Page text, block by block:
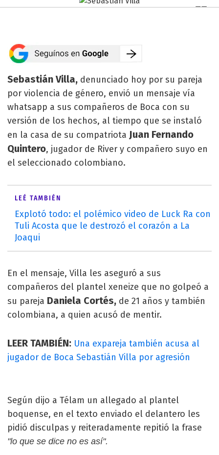
Sebastián Villa, denunciado hoy por su pareja
por violencia de género, envió un mensaje vía
whatsapp a sus compañeros de Boca con su
versión de los hechos, al tiempo que se instaló
en la casa de su compatriota Juan Fernando
Quintero, jugador de River y compañero suyo en
el seleccionado colombiano.
LEÉ TAMBIÉN
Explotó todo: el polémico video de Luck Ra con
Tuli Acosta que le destrozó el corazón a La
Joaqui
En el mensaje, Villa les aseguró a sus
compañeros del plantel xeneize que no golpeó a
su pareja Daniela Cortés, de 21 años y también
colombiana, a quien acusó de mentir.
LEER TAMBIÉN: Una expareja también acusa al
jugador de Boca Sebastián Villa por agresión
Según dijo a Télam un allegado al plantel
boquense, en el texto enviado el delantero les
pidió disculpas y reiteradamente repitió la frase
"lo que se dice no es así".